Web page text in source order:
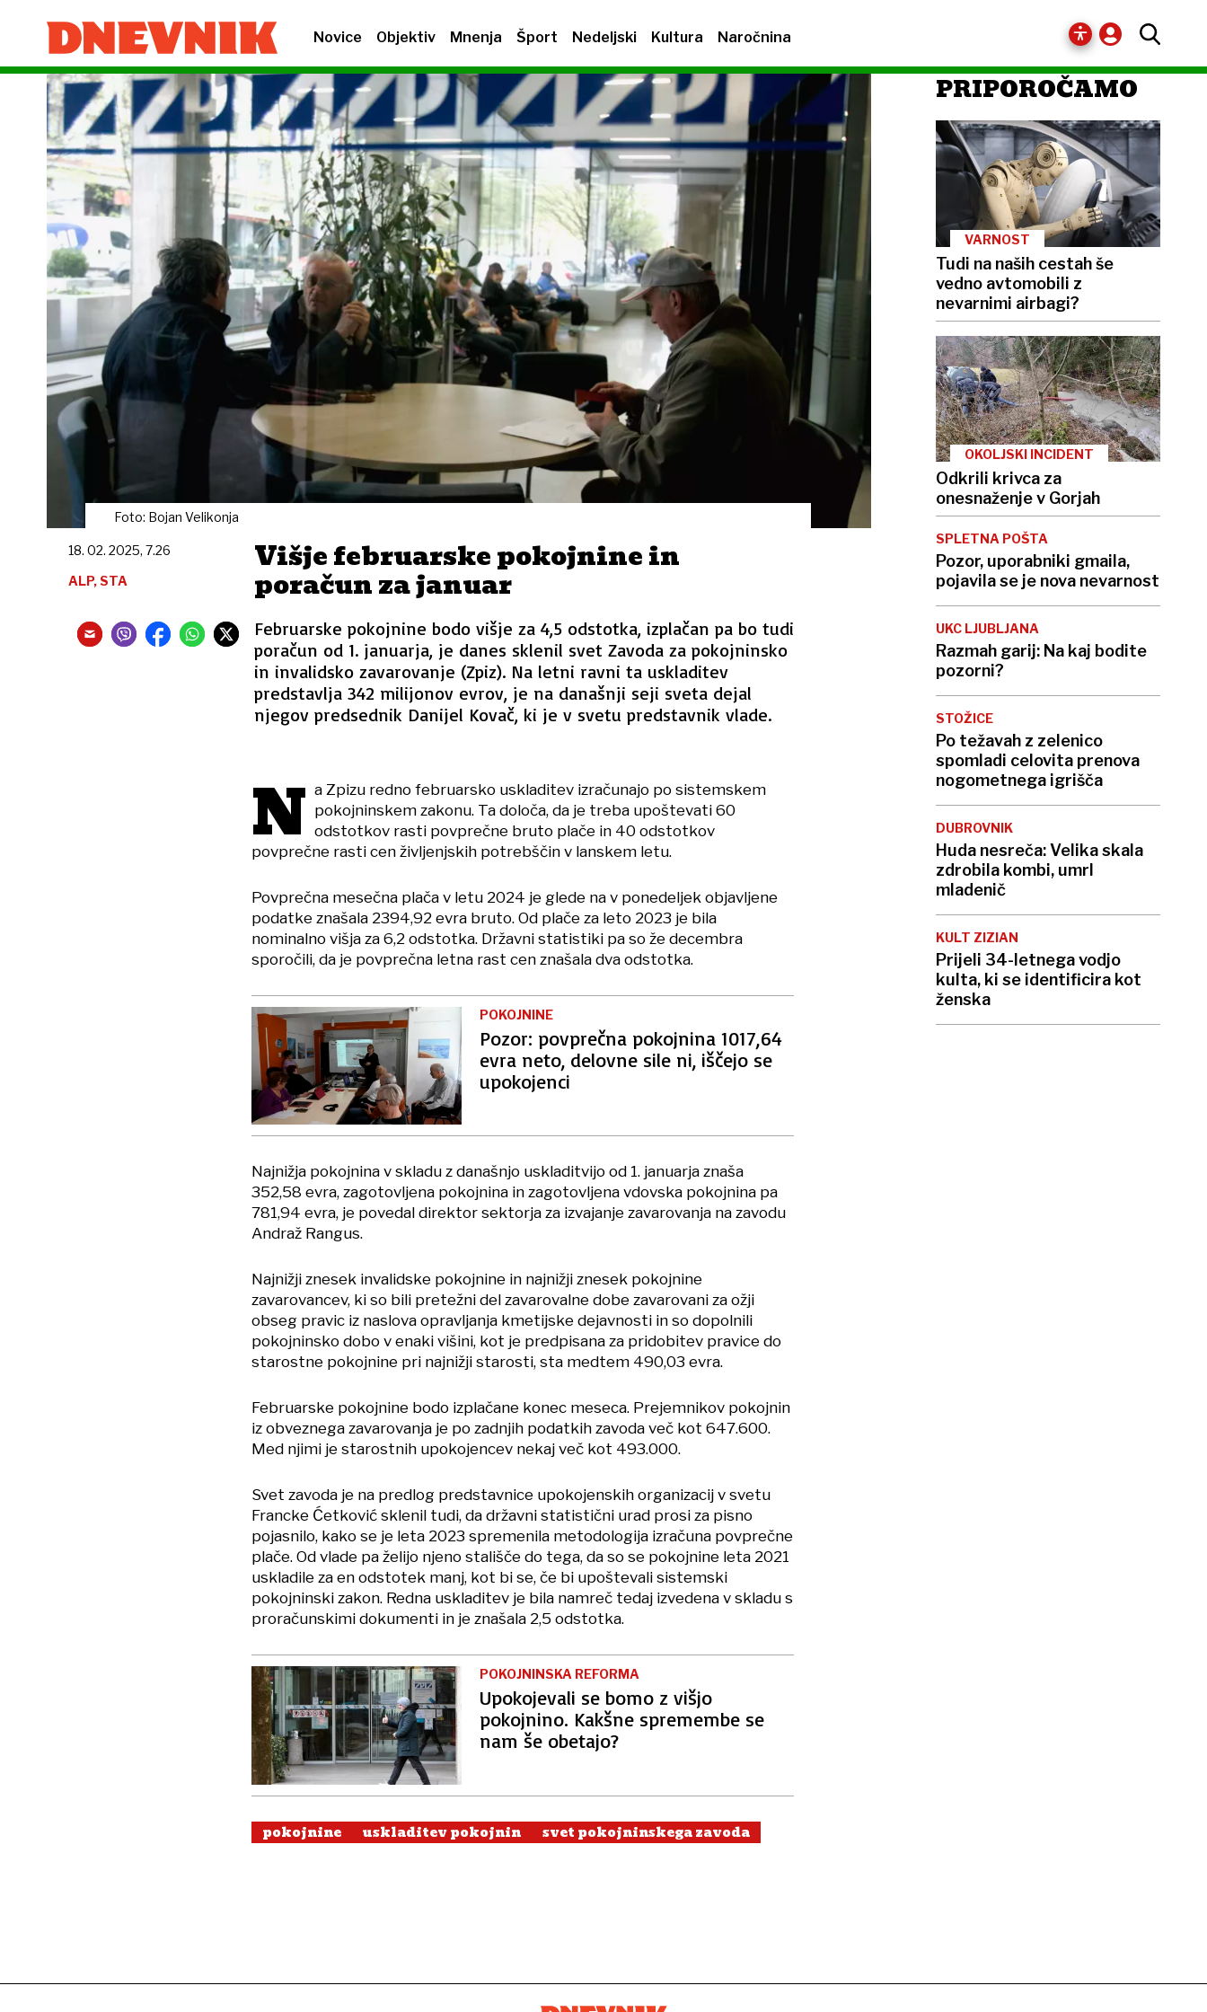
Novice Objektiv Mnenja Šport Nedeljski Kultura Naročnina
Foto: Bojan Velikonja
Višje februarske pokojnine in
poračun za januar
Februarske pokojnine bodo višje za 4,5 odstotka, izplačan pa bo tudi
poračun od 1. januarja, je danes sklenil svet Zavoda za pokojninsko
in invalidsko zavarovanje (Zpiz). Na letni ravni ta uskladitev
predstavlja 342 milijonov evrov, je na današnji seji sveta dejal
njegov predsednik Danijel Kovač, ki je v svetu predstavnik vlade.
18. 02. 2025, 7.26
ALP, STA
N a Zpizu redno februarsko uskladitev izračunajo po sistemskem
pokojninskem zakonu. Ta določa, da je treba upoštevati 60
odstotkov rasti povprečne bruto plače in 40 odstotkov
povprečne rasti cen življenjskih potrebščin v lanskem letu.
Povprečna mesečna plača v letu 2024 je glede na v ponedeljek objavljene
podatke znašala 2394,92 evra bruto. Od plače za leto 2023 je bila
nominalno višja za 6,2 odstotka. Državni statistiki pa so že decembra
sporočili, da je povprečna letna rast cen znašala dva odstotka.
POKOJNINE
Pozor: povprečna pokojnina 1017,64
evra neto, delovne sile ni, iščejo se
upokojenci
Najnižja pokojnina v skladu z današnjo uskladitvijo od 1. januarja znaša
352,58 evra, zagotovljena pokojnina in zagotovljena vdovska pokojnina pa
781,94 evra, je povedal direktor sektorja za izvajanje zavarovanja na zavodu
Andraž Rangus.
Najnižji znesek invalidske pokojnine in najnižji znesek pokojnine
zavarovancev, ki so bili pretežni del zavarovalne dobe zavarovani za ožji
obseg pravic iz naslova opravljanja kmetijske dejavnosti in so dopolnili
pokojninsko dobo v enaki višini, kot je predpisana za pridobitev pravice do
starostne pokojnine pri najnižji starosti, sta medtem 490,03 evra.
Februarske pokojnine bodo izplačane konec meseca. Prejemnikov pokojnin
iz obveznega zavarovanja je po zadnjih podatkih zavoda več kot 647.600.
Med njimi je starostnih upokojencev nekaj več kot 493.000.
Svet zavoda je na predlog predstavnice upokojenskih organizacij v svetu
Francke Ćetković sklenil tudi, da državni statistični urad prosi za pisno
pojasnilo, kako se je leta 2023 spremenila metodologija izračuna povprečne
plače. Od vlade pa želijo njeno stališče do tega, da so se pokojnine leta 2021
uskladile za en odstotek manj, kot bi se, če bi upoštevali sistemski
pokojninski zakon. Redna uskladitev je bila namreč tedaj izvedena v skladu s
proračunskimi dokumenti in je znašala 2,5 odstotka.
POKOJNINSKA REFORMA
Upokojevali se bomo z višjo
pokojnino. Kakšne spremembe se
nam še obetajo?
pokojnine uskladitev pokojnin svet pokojninskega zavoda
PRIPOROČAMO
VARNOST
Tudi na naših cestah še
vedno avtomobili z
nevarnimi airbagi?
OKOLJSKI INCIDENT
Odkrili krivca za
onesnaženje v Gorjah
SPLETNA POŠTA
Pozor, uporabniki gmaila,
pojavila se je nova nevarnost
UKC LJUBLJANA
Razmah garij: Na kaj bodite
pozorni?
STOŽICE
Po težavah z zelenico
spomladi celovita prenova
nogometnega igrišča
DUBROVNIK
Huda nesreča: Velika skala
zdrobila kombi, umrl
mladenič
KULT ZIZIAN
Prijeli 34-letnega vodjo
kulta, ki se identificira kot
ženska